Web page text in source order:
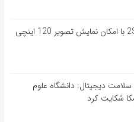
پروژکتور شیائومی می 2S با امکان نمایش تصویر 120 اینچی
دیجیتال: دانشگاه علوم
شکایت کرد